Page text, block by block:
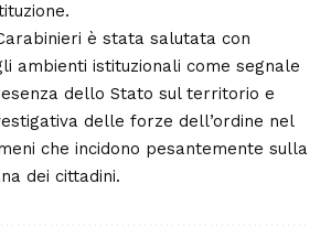
è stata salutata con
ambienti istituzionali come segnale
dello Stato sul territorio e
delle forze dell’ordine nel
che incidono pesantemente sulla
dei cittadini.